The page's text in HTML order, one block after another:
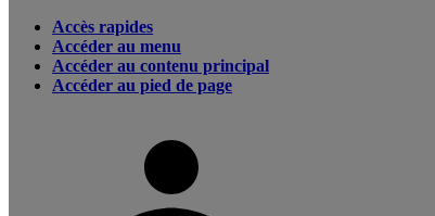
Accès rapides
Accéder au menu
Accéder au contenu principal
Accéder au pied de page